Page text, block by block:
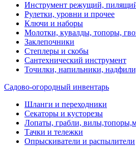
Инструмент режущий,
Рулетки, уровни и прочее
Ключи и наборы
Молотки, кувалды, топоры,
Заклепочники
Степлеры и скобы
Сантехнический инструмент
Точилки, напильники,
Садово-огородный инвентарь
Шланги и переходники
Секаторы и кусторезы
Лопаты, грабли,
Тачки и тележки
Опрыскиватели и распылители